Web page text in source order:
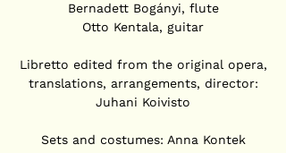
Bernadett Bogányi, flute
Otto Kentala, guitar
Libretto edited from the original opera,
translations, arrangements, director:
Juhani Koivisto
Sets and costumes: Anna Kontek